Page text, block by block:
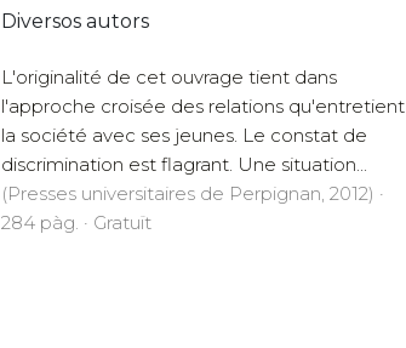
Diversos autors
L'originalité de cet ouvrage tient dans
l'approche croisée des relations qu'entretient
la société avec ses jeunes. Le constat de
discrimination est flagrant. Une situation...
(Presses universitaires de Perpignan, 2012) ·
284 pàg. · Gratuït